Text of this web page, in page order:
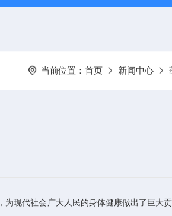
当前位置：首页 新闻中心
现代社会广大人民的身体健康做出了巨大